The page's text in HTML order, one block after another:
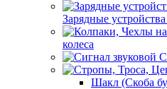
Зарядные
колеса
Шакл (Скоба